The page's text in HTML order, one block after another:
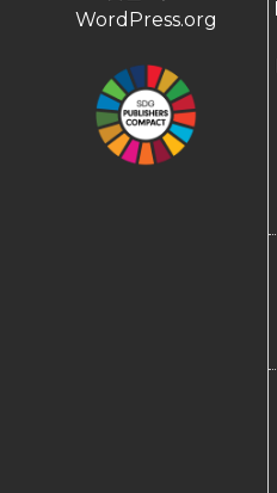
WordPress.org